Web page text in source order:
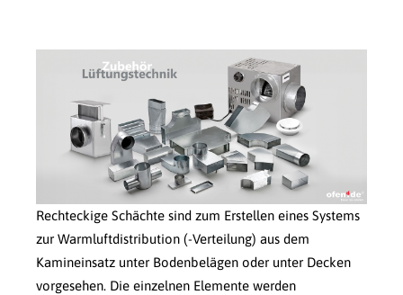
Rechteckige Schächte sind zum Erstellen eines Systems
zur Warmluftdistribution (-Verteilung) aus dem
Kamineinsatz unter Bodenbelägen oder unter Decken
vorgesehen. Die einzelnen Elemente werden